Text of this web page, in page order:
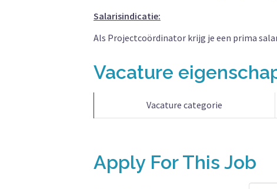
Salarisindicatie:
Als Projectcoördinator krijg je een prima
Vacature
Vacature categorie
Apply For This Job